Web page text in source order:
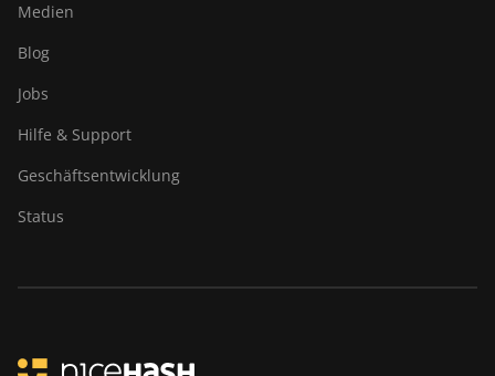
Medien
Blog
Jobs
Hilfe & Support
Geschäftsentwicklung
Status